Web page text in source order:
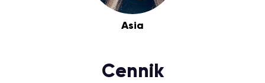
Asia
Cennik